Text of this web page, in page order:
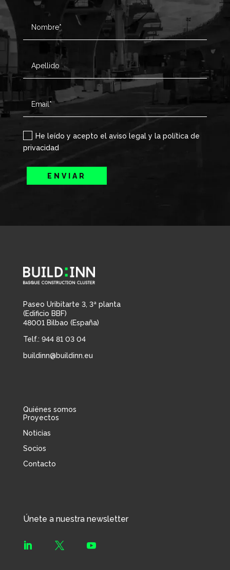
He leído y acepto el aviso legal y la política de
privacidad
ENVIAR
Paseo Uribitarte 3, 3ª planta
(Edificio BBF)
48001 Bilbao (España)
Telf.: 944 81 03 04
buildinn@buildinn.eu
Quiénes somos
Proyectos
Noticias
Socios
Contacto
Únete a nuestra newsletter
  